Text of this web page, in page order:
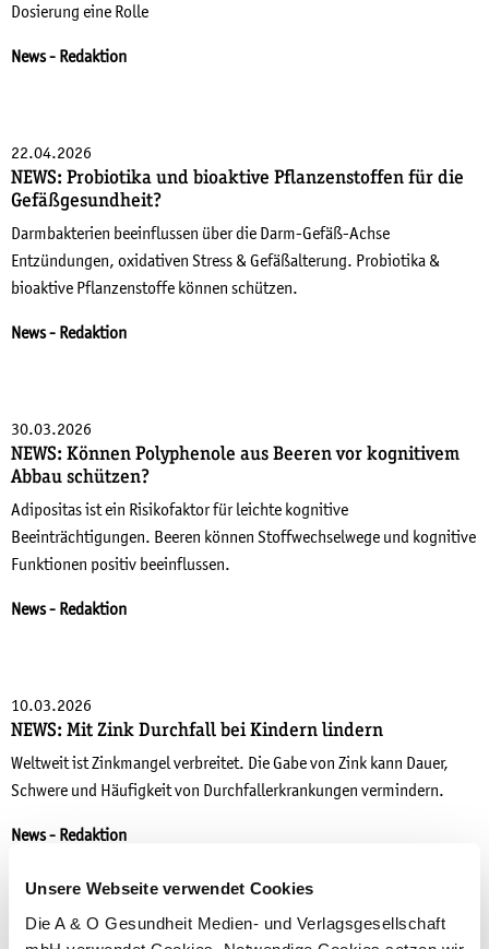
Unsere Webseite verwendet Cookies
Die A & O Gesundheit Medien- und Verlagsgesellschaft
Dosierung eine Rolle
News- Redaktion
22.04.2026
NEWS: Probiotika und bioaktive Pflanzenstoffen für die
Gefäßgesundheit?
Darmbakterien beeinflussen über die Darm-Gefäß-Achse
Entzündungen, oxidativen Stress & Gefäßalterung. Probiotika &
bioaktive Pflanzenstoffe können schützen.
News- Redaktion
30.03.2026
NEWS: Können Polyphenole aus Beeren vor kognitivem
Abbau schützen?
Adipositas ist ein Risikofaktor für leichte kognitive
Beeinträchtigungen. Beeren können Stoffwechselwege und kognitive
Funktionen positiv beeinflussen.
News- Redaktion
10.03.2026
NEWS: Mit Zink Durchfall bei Kindern lindern
Weltweit ist Zinkmangel verbreitet. Die Gabe von Zink kann Dauer,
Schwere und Häufigkeit von Durchfallerkrankungen vermindern.
News- Redaktion
27.02.2026